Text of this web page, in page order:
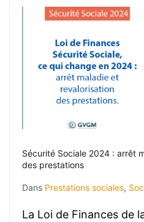
Sécurité Sociale 2024 : arrêt
des prestations
Dans Prestations sociales,
La Loi de Finances de